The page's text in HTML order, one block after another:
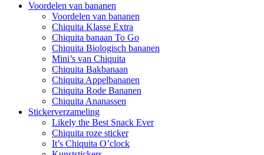
Voordelen van bananen
Voordelen van bananen
Chiquita Klasse Extra
Chiquita banaan To Go
Chiquita Biologisch bananen
Mini’s van Chiquita
Chiquita Bakbanaan
Chiquita Appelbananen
Chiquita Rode Bananen
Chiquita Ananassen
Stickerverzameling
Likely the Best Snack Ever
Chiquita roze sticker
It’s Chiquita O’clock